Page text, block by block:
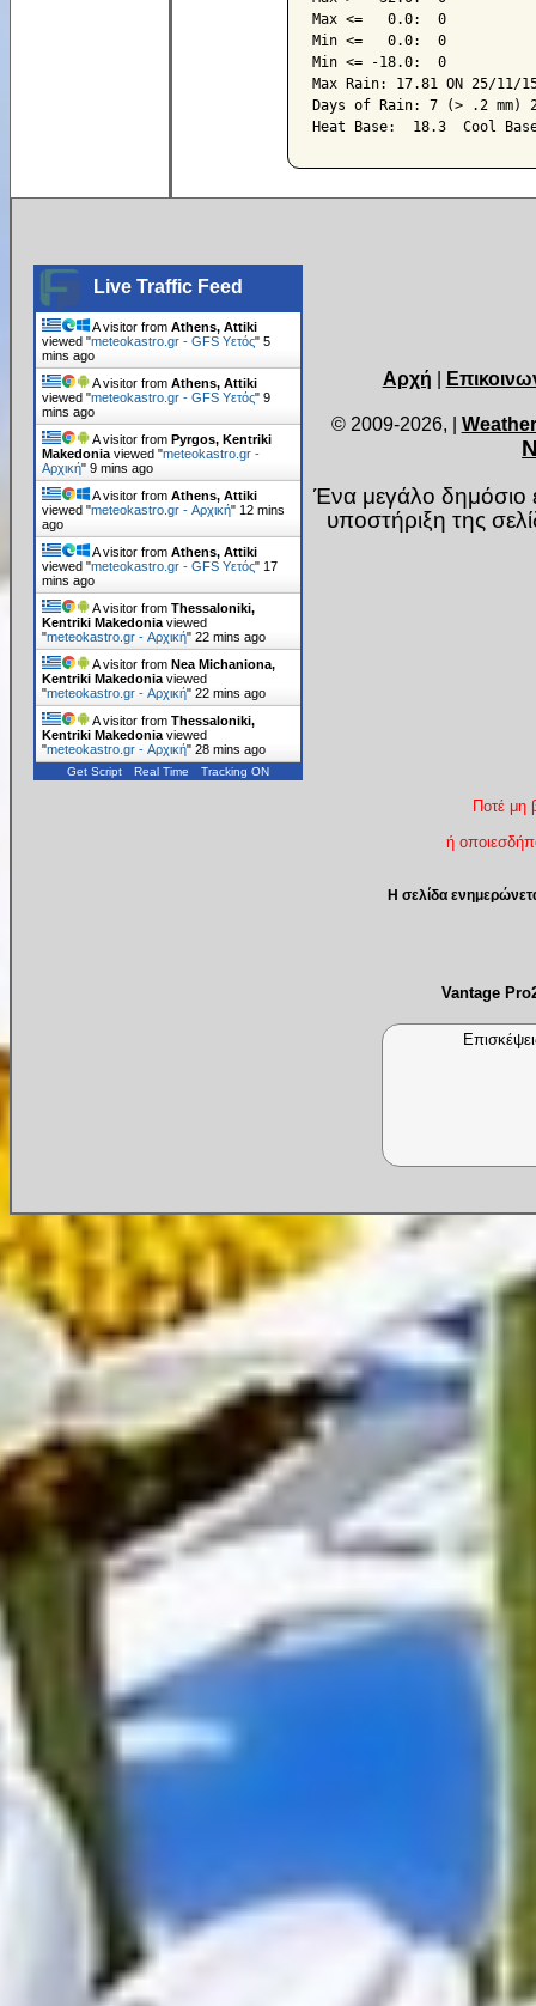
Max <=   0.0:  0
Min <=   0.0:  0
Min <= -18.0:  0
Max Rain: 17.81 ON 25/11/
Days of Rain: 7 (> .2 mm)
Live Traffic Feed
A visitor fromAthens, Attiki
viewed "meteokastro.gr - GFS Υετός"6
mins ago
A visitor fromAthens, Attiki
viewed "meteokastro.gr - GFS Υετός"9
mins ago
A visitor fromPyrgos, Kentriki
Makedonia viewed "meteokastro.gr -
Αρχική"9 mins ago
A visitor fromAthens, Attiki
viewed "meteokastro.gr - Αρχική" 12 mins
ago
A visitor fromAthens, Attiki
viewed "meteokastro.gr - GFS Υετός" 17
mins ago
A visitor fromThessaloniki,
Kentriki Makedonia viewed
"meteokastro.gr - Αρχική"22 mins ago
A visitor fromNea Michaniona,
Kentriki Makedonia viewed
"meteokastro.gr - Αρχική"22 mins ago
A visitor fromThessaloniki,
Kentriki Makedonia viewed
"meteokastro.gr - Αρχική"28 mins ago
Get Script Real Time Tracking ON
Αρχή |
© 2009-2026, |
Ένα μεγάλο δημόσιο
υποστήριξη της
Ποτέ μη
ή
Η σελίδα
Vantage